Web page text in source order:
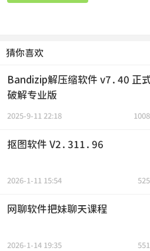
猜你喜欢
Bandizip解压缩软件 v7.40 正
破解专业版
2025-9-11 22:18
抠图软件 V2.311.96
2026-1-11 15:54
网聊软件把妹聊天课程
2026-1-14 19:35